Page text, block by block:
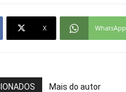
X WhatsApp
Mais do autor